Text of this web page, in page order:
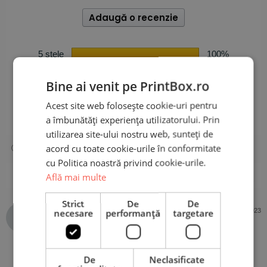
Adaugă o recenzie
5 stele
100%
3 stele
2 stele
0%
1 stea
0%
O recenzie
Anonymous
Cumpărător PrintBox
30 mai 2023
Evaluat la5
Imprimeul e de calitate. Am ramas placut surprinsa de
Bine ai venit pe PrintBox.ro
Acest site web folosește cookie-uri pentru
a îmbunătăți experiența utilizatorului. Prin
utilizarea site-ului nostru web, sunteți de
acord cu toate cookie-urile în conformitate
cu Politica noastră privind cookie-urile.
Află mai multe
Strict
necesare
De
performanță
De
targetare
De
Neclasificate